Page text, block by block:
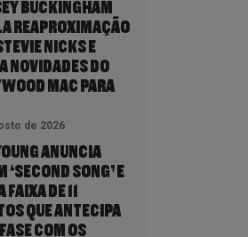
BUCKINGHAM
REAPROXIMAÇÃO
NICKS E
NOVIDADES DO
MAC PARA
de 2026
ANUNCIA
‘SECOND SONG’ E
FAIXA DE 11
QUE ANTECIPA
COM OS